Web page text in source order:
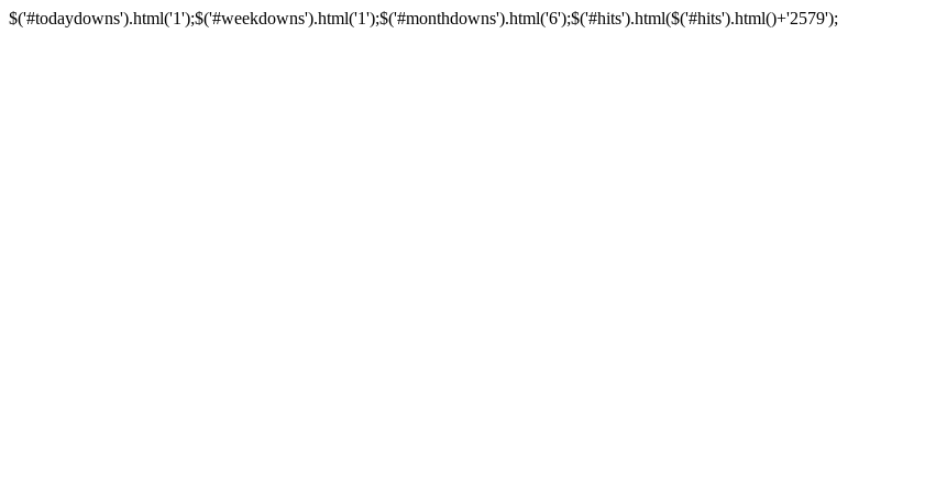
$('#todaydowns').html('1');$('#weekdowns').html('1');$('#monthdowns').html('6');$('#hits').html($('#hits').html()+'2579');